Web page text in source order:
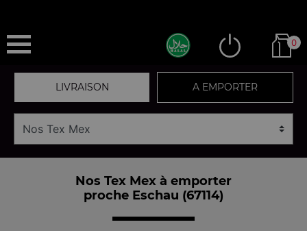
0
LIVRAISON A EMPORTER
Nos Tex Mex à emporter
proche Eschau (67114)